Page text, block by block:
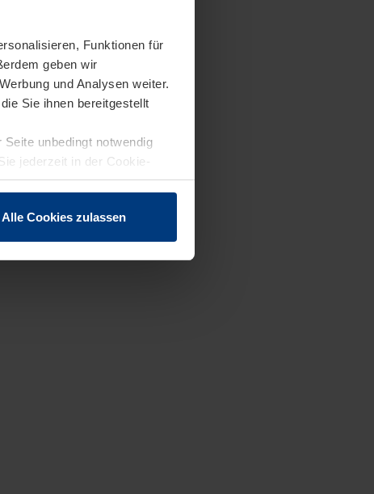
Funktionen für
geben wir
und Analysen weiter.
Sie ihnen bereitgestellt
unbedingt notwendig
jederzeit in der Cookie-
Alle Cookies zulassen